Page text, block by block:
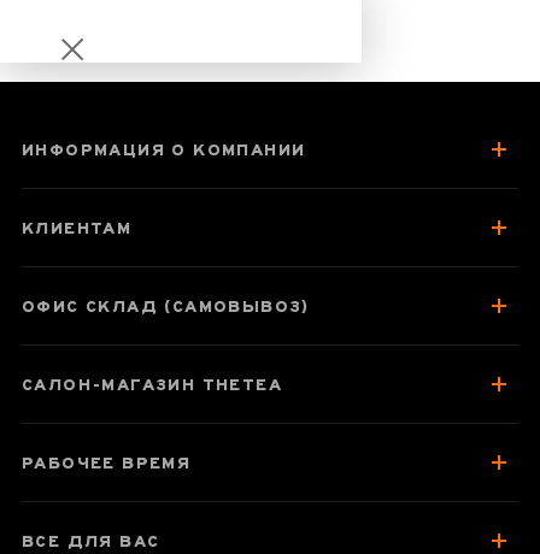
Паспорт товара
О чае
ИНФОРМАЦИЯ О КОМПАНИИ
КЛИЕНТАМ
ОФИС СКЛАД (САМОВЫВОЗ)
САЛОН-МАГАЗИН THETEA
РАБОЧЕЕ ВРЕМЯ
ВСЕ ДЛЯ ВАС